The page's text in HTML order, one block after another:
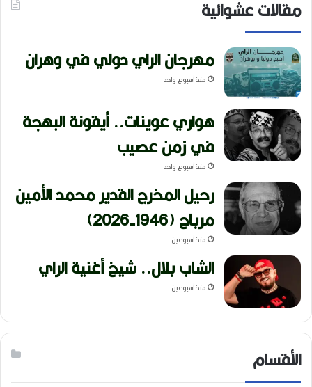
مقالات عشوائية
مهرجان الراي دولي في وهران
منذ أسبوع واحد
هواري عوينات.. أيقونة البهجة
في زمن عصيب
منذ أسبوع واحد
رحيل المخرج القدير محمد الأمين
مرباح (1946-2026)
منذ أسبوعين
الشاب بلال.. شيخ أغنية الراي
منذ أسبوعين
الأقسام